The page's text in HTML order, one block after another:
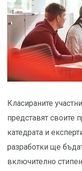
Класираните
представят своите
катедрата и
разработки ще
включително